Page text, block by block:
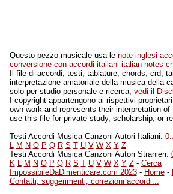
Questo pezzo musicale usa le note inglesi
conversione con accordi italiani italian notes
Il file di accordi, testi, tablature, chords, crd,
interpretazione amatoriale della musica della
solo per studio personale e ricerca, vedi il
I copyright appartengono ai rispettivi
own work and represents their interpretation
use this file for private study, scholarship, or
Testi Accordi Musica Canzoni Autori Italiani:
L M N O P Q R S T U V W X Y Z
Testi Accordi Musica Canzoni Autori Stranieri:
K L M N O P Q R S T U V W X Y Z- Cerca
ImpossibileDaDimenticare.com 2023- Home-
Contatti, suggerimenti, correzioni accordi...